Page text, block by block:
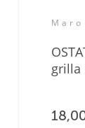
grilla